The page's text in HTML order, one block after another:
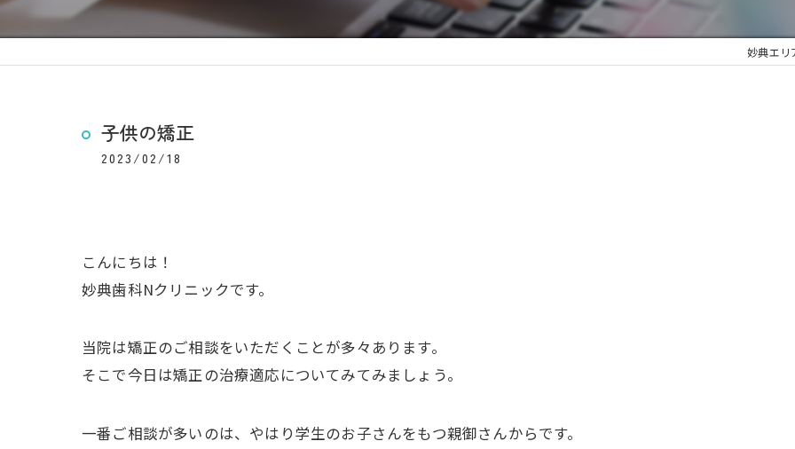
知覚過敏
子ども
妙典エリ
子供の矯正
2023/02/18
こんにちは！
妙典歯科Nクリニックです。
当院は矯正のご相談をいただくことが多々あります。
そこで今日は矯正の治療適応についてみてみましょう。
一番ご相談が多いのは、やはり学生のお子さんをもつ親御さんからです。